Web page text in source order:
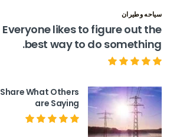
سياحه وطيران
Everyone likes to figure out the
best way to do something.
Share What Others
are Saying